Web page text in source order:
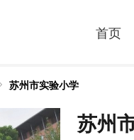
首页
苏州市实验小学
苏州